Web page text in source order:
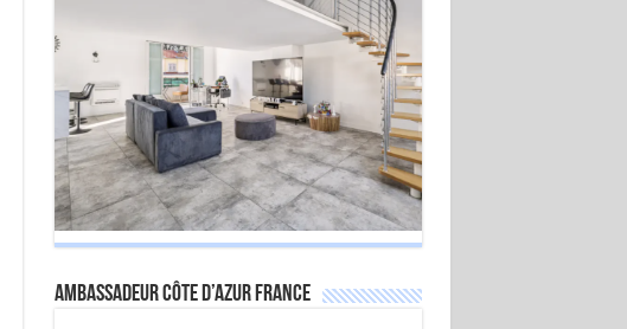
Ambassadeur Côte d’Azur France